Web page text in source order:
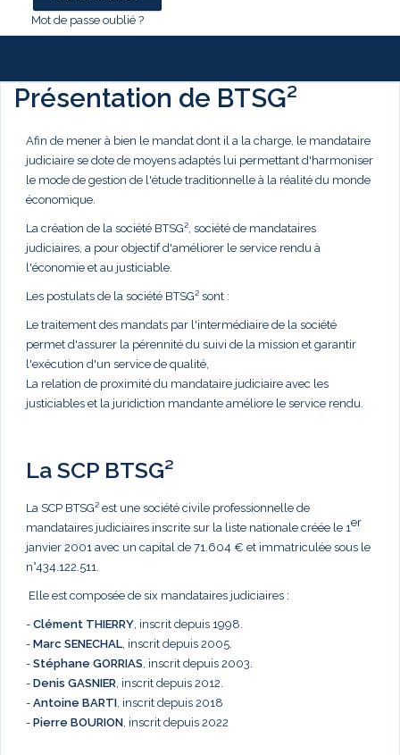
Mot de passe oublié ?
Présentation de BTSG²
Afin de mener à bien le mandat dont il a la charge, le mandataire
judiciaire se dote de moyens adaptés lui permettant d'harmoniser
le mode de gestion de l'étude traditionnelle à la réalité du monde
économique.
La création de la société BTSG², société de mandataires
judiciaires, a pour objectif d'améliorer le service rendu à
l'économie et au justiciable.
Les postulats de la société BTSG² sont :
Le traitement des mandats par l'intermédiaire de la société
permet d'assurer la pérennité du suivi de la mission et garantir
l'exécution d'un service de qualité,
La relation de proximité du mandataire judiciaire avec les
justiciables et la juridiction mandante améliore le service rendu.
La SCP BTSG²
La SCP BTSG² est une société civile professionnelle de
mandataires judiciaires inscrite sur la liste nationale créée le 1er
janvier 2001 avec un capital de 71.604 € et immatriculée sous le
n°434.122.511.
Elle est composée de six mandataires judiciaires :
- Clément THIERRY, inscrit depuis 1998.
- Marc SENECHAL, inscrit depuis 2005.
- Stéphane GORRIAS, inscrit depuis 2003.
- Denis GASNIER, inscrit depuis 2012.
- Antoine BARTI, inscrit depuis 2018
- Pierre BOURION, inscrit depuis 2022